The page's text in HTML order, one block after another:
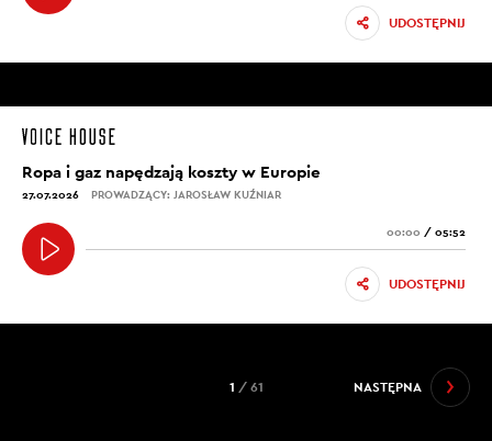
UDOSTĘPNIJ
Ropa i gaz napędzają koszty w Europie
27.07.2026 PROWADZĄCY: JAROSŁAW KUŹNIAR
00:00 / 05:52
UDOSTĘPNIJ
NASTĘPNA
1 / 61